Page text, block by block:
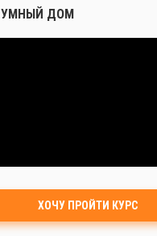
УМНЫЙ ДОМ
ХОЧУ ПРОЙТИ КУРС